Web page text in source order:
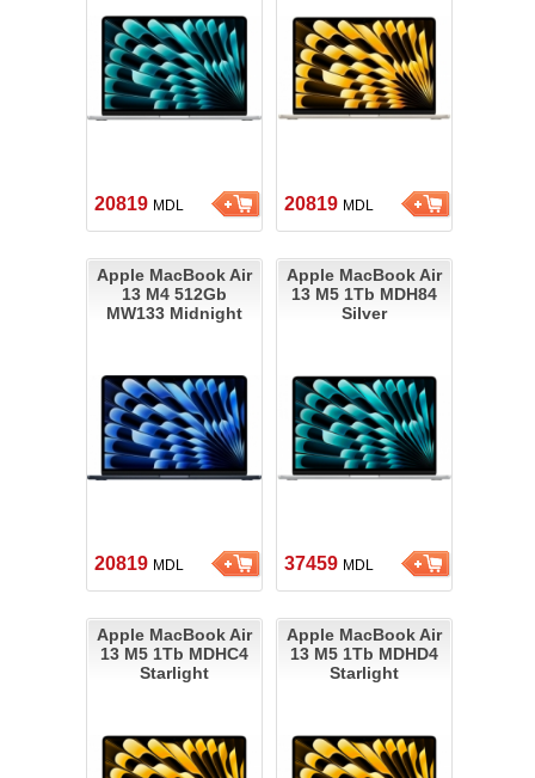
20819 MDL 20819 MDL
Apple MacBook Air
13 M4 512Gb
MW133 Midnight
20819 MDL
Apple MacBook Air
13 M5 1Tb MDH84
Silver
37459 MDL
Apple MacBook Air
13 M5 1Tb MDHC4
Starlight
Apple MacBook Air
13 M5 1Tb MDHD4
Starlight